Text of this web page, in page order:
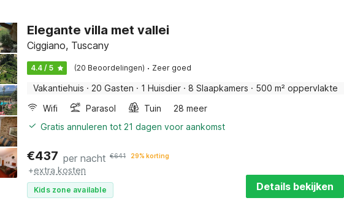
Elegante villa met vallei
Ciggiano, Tuscany
4.4 / 5 (20 Beoordelingen) · Zeer goed
Vakantiehuis · 20 Gasten · 1 Huisdier · 8 Slaapkamers · 500 m² oppervlakte
Wifi
Parasol Tuin
28 meer
Gratis annuleren tot 21 dagen voor aankomst
€437 per nacht €641 29% korting
+extra kosten
Kids zone available Details bekijken